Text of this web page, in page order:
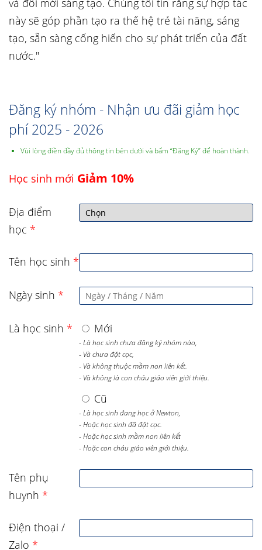
và đổi mới sáng tạo. Chúng tôi tin rằng sự hợp tác
này sẽ góp phần tạo ra thế hệ trẻ tài năng, sáng
tạo, sẵn sàng cống hiến cho sự phát triển của đất
nước."
Đăng ký nhóm - Nhận ưu đãi giảm học
phí 2025 - 2026
Vùi lòng điền đầy đủ thông tin bên dưới và bấm “Đăng Ký” để hoàn thành.
Học sinh mới Giảm 10%
Địa điểm
học *
Tên học sinh *
Ngày sinh *
Là học sinh * Mới
- Là học sinh chưa đăng ký nhóm nào,
- Và chưa đặt cọc,
- Và không thuộc mầm non liên kết.
- Và không là con cháu giáo viên giới thiệu.
Cũ
- Là học sinh đang học ở Newton,
- Hoặc học sinh đã đặt cọc.
- Hoặc học sinh mầm non liên kết
- Hoặc con cháu giáo viên giới thiệu.
Tên phụ
huynh *
Điện thoại /
Zalo *